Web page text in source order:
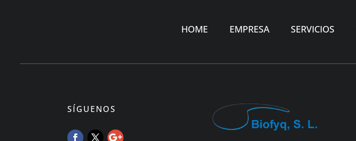
HOME EMPRESA SERVICIOS
SÍGUENOS